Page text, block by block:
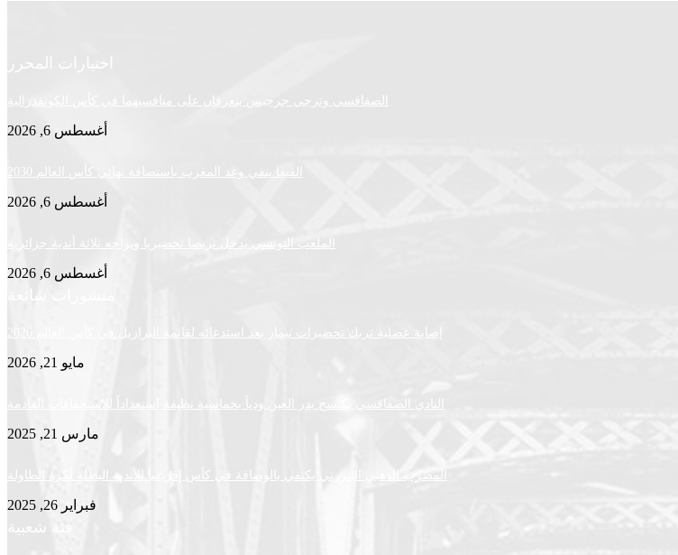
اختيارات المحرر
الصفاقسي وترجي جرجيس يتعرفان على منافسيهما في كأس الكونفدرالية
أغسطس 6, 2026
الفيفا ينفي وعد المغرب باستضافة نهائي كأس العالم 2030
أغسطس 6, 2026
الملعب التونسي يدخل تربصا تحضيريا ويواجه ثلاثة أندية جزائرية
أغسطس 6, 2026
منشورات شائعة
إصابة عضلية تربك تحضيرات نيمار بعد استدعائه لقائمة البرازيل في كأس العالم 2026
مايو 21, 2026
النادي الصفاقسي يكتسح بدر العين ودياً بخماسية نظيفة استعداداً للاستحقاقات القادمة
مارس 21, 2025
المضرب الذهبي البنزرتي يكتفي بالوصافة في كأس إفريقيا للأندية البطلة لكرة الطاولة
فبراير 26, 2025
فئة شعبية